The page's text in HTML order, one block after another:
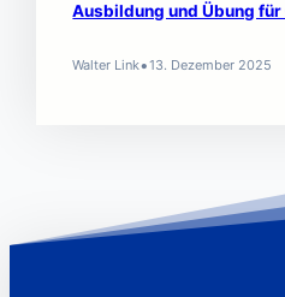
Ausbildung und Übung für
Walter Link•13. Dezember 2025